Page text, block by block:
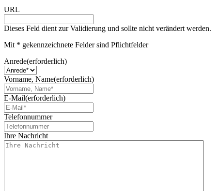
URL
Dieses Feld dient zur Validierung und sollte nicht verändert werden.
Mit * gekennzeichnete Felder sind Pflichtfelder
Anrede(erforderlich)
Vorname, Name(erforderlich)
E-Mail(erforderlich)
Telefonnummer
Ihre Nachricht